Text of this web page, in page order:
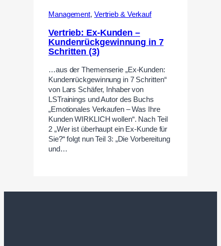
Management, Vertrieb & Verkauf
Vertrieb: Ex-Kunden –
Kundenrückgewinnung in 7
Schritten (3)
…aus der Themenserie „Ex-Kunden:
Kundenrückgewinnung in 7 Schritten“
von Lars Schäfer, Inhaber von
LSTrainings und Autor des Buchs
„Emotionales Verkaufen – Was Ihre
Kunden WIRKLICH wollen“. Nach Teil
2 „Wer ist überhaupt ein Ex-Kunde für
Sie?“ folgt nun Teil 3: „Die Vorbereitung
und…